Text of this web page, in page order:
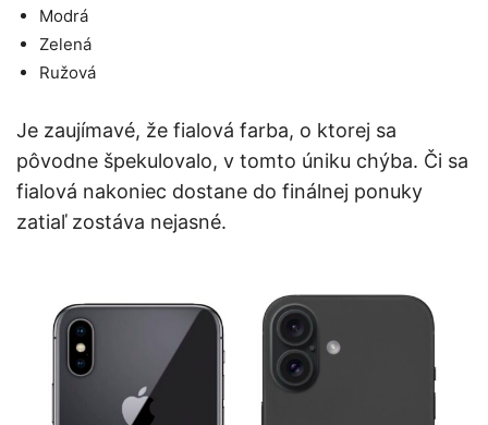
Modrá
Zelená
Ružová
Je zaujímavé, že fialová farba, o ktorej sa
pôvodne špekulovalo, v tomto úniku chýba. Či sa
fialová nakoniec dostane do finálnej ponuky
zatiaľ zostáva nejasné.